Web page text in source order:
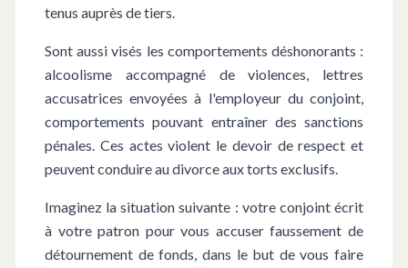
tenus auprès de tiers.
Sont aussi visés les comportements déshonorants :
alcoolisme accompagné de violences, lettres
accusatrices envoyées à l'employeur du conjoint,
comportements pouvant entraîner des sanctions
pénales. Ces actes violent le devoir de respect et
peuvent conduire au divorce aux torts exclusifs.
Imaginez la situation suivante : votre conjoint écrit
à votre patron pour vous accuser faussement de
détournement de fonds, dans le but de vous faire